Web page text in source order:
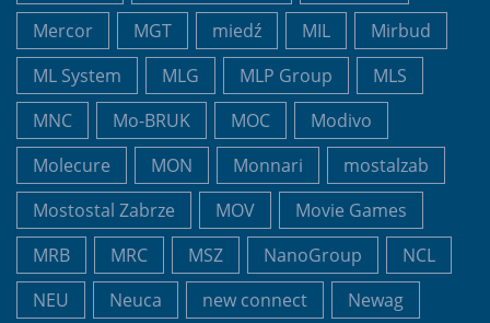
Mercor
MGT miedź MIL
Mirbud
ML System
MLG MLP Group
MLS
MNC
Mo-BRUK MOC
Modivo
Molecure
MON Monnari
mostalzab
Mostostal Zabrze
MOV
Movie Games
MRB
MRC MSZ NanoGroup
NCL
NEU
Neuca new connect
Newag